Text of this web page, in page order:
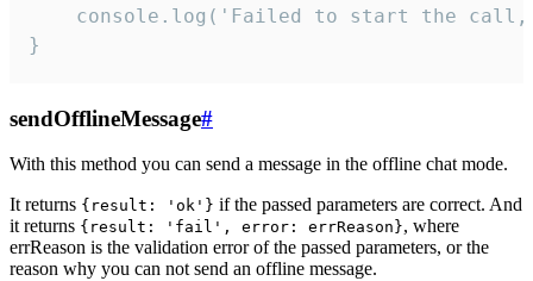
console.log('Failed to start the
}
sendOfflineMessage#
With this method you can send a message in the offline chat mode.
It returns {result: 'ok'} if the passed parameters are correct. And
it returns {result: 'fail', error: errReason}, where
errReason is the validation error of the passed parameters, or the
reason why you can not send an offline message.